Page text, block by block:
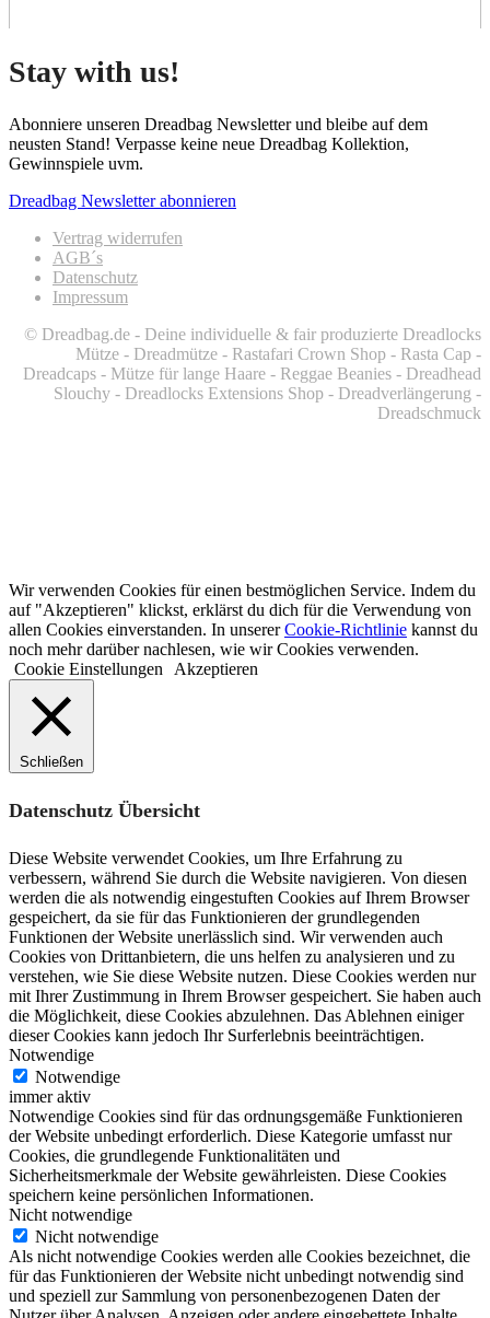
Stay with us!
Abonniere unseren Dreadbag Newsletter und bleibe auf dem
neusten Stand! Verpasse keine neue Dreadbag Kollektion,
Gewinnspiele uvm.
Dreadbag Newsletter abonnieren
Vertrag widerrufen
AGB´s
Datenschutz
Impressum
© Dreadbag.de - Deine individuelle & fair produzierte Dreadlocks
Mütze - Dreadmütze - Rastafari Crown Shop - Rasta Cap -
Dreadcaps - Mütze für lange Haare - Reggae Beanies - Dreadhead
Slouchy - Dreadlocks Extensions Shop - Dreadverlängerung -
Dreadschmuck
Wir verwenden Cookies für einen bestmöglichen Service. Indem du
auf "Akzeptieren" klickst, erklärst du dich für die Verwendung von
allen Cookies einverstanden. In unsererCookie-Richtlinie kannst du
noch mehr darüber nachlesen, wie wir Cookies verwenden.
Cookie Einstellungen
Akzeptieren
Schließen
Datenschutz Übersicht
Diese Website verwendet Cookies, um Ihre Erfahrung zu
verbessern, während Sie durch die Website navigieren. Von diesen
werden die als notwendig eingestuften Cookies auf Ihrem Browser
gespeichert, da sie für das Funktionieren der grundlegenden
Funktionen der Website unerlässlich sind. Wir verwenden auch
Cookies von Drittanbietern, die uns helfen zu analysieren und zu
verstehen, wie Sie diese Website nutzen. Diese Cookies werden nur
mit Ihrer Zustimmung in Ihrem Browser gespeichert. Sie haben auch
die Möglichkeit, diese Cookies abzulehnen. Das Ablehnen einiger
dieser Cookies kann jedoch Ihr Surferlebnis beeinträchtigen.
Notwendige
Notwendige
immer aktiv
Notwendige Cookies sind für das ordnungsgemäße Funktionieren
der Website unbedingt erforderlich. Diese Kategorie umfasst nur
Cookies, die grundlegende Funktionalitäten und
Sicherheitsmerkmale der Website gewährleisten. Diese Cookies
speichern keine persönlichen Informationen.
Nicht notwendige
Nicht notwendige
Als nicht notwendige Cookies werden alle Cookies bezeichnet, die
für das Funktionieren der Website nicht unbedingt notwendig sind
und speziell zur Sammlung von personenbezogenen Daten der